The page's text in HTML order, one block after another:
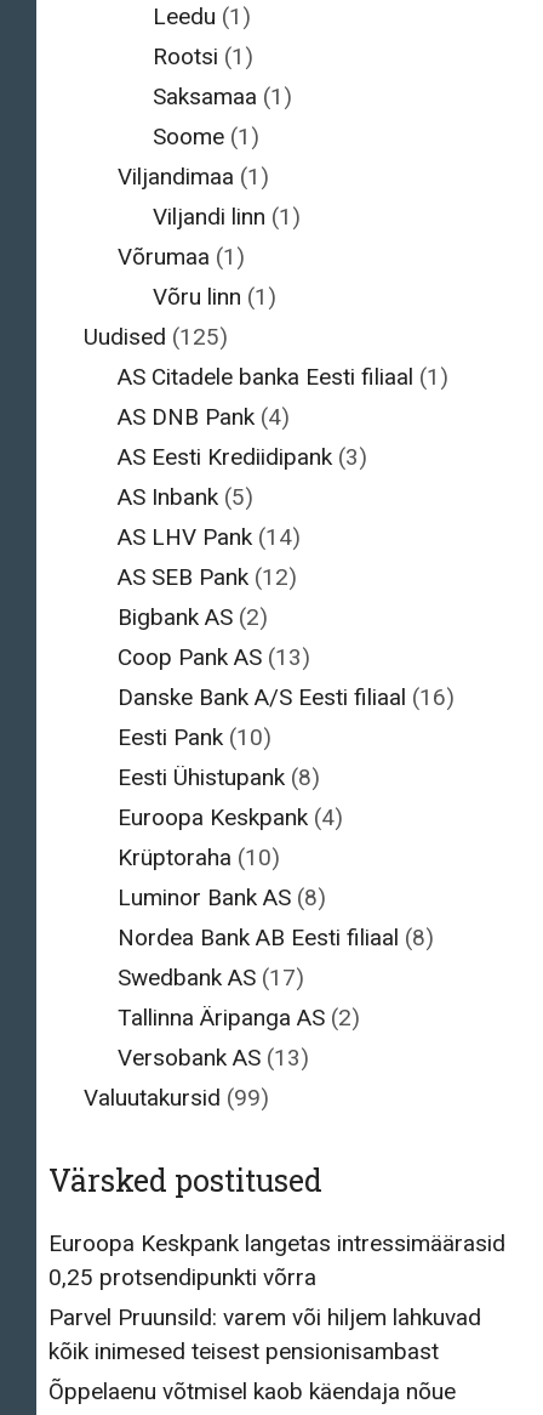
Leedu (1)
Rootsi (1)
Saksamaa (1)
Soome(1)
Viljandimaa (1)
Viljandi linn (1)
Võrumaa (1)
Võru linn (1)
Uudised (125)
AS Citadele banka Eesti filiaal (1)
AS DNB Pank (4)
AS Eesti Krediidipank (3)
AS Inbank (5)
AS LHV Pank (14)
AS SEB Pank (12)
Bigbank AS (2)
Coop Pank AS (13)
Danske Bank A/S Eesti filiaal (16)
Eesti Pank (10)
Eesti Ühistupank (8)
Euroopa Keskpank (4)
Krüptoraha (10)
Luminor Bank AS (8)
Nordea Bank AB Eesti filiaal (8)
Swedbank AS (17)
Tallinna Äripanga AS (2)
Versobank AS (13)
Valuutakursid (99)
Värsked postitused
Euroopa Keskpank langetas intressimäärasid
0,25 protsendipunkti võrra
Parvel Pruunsild: varem või hiljem lahkuvad
kõik inimesed teisest pensionisambast
Õppelaenu võtmisel kaob käendaja nõue